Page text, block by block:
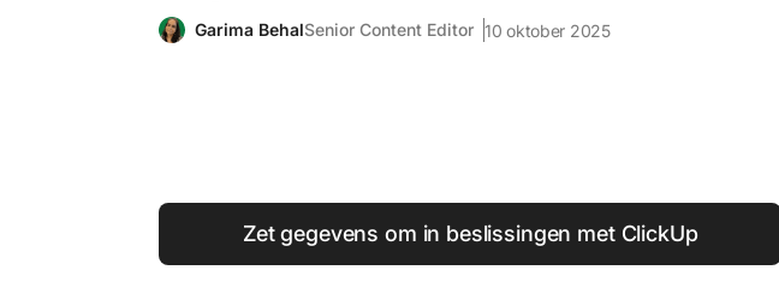
Garima BehalSenior Content Editor 10 oktober 2025
Zet gegevens om in beslissingen met ClickUp